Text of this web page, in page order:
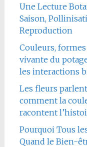
Une Lecture
Saison,
Reproduction
Couleurs,
vivante du
les interactions
Les fleurs
comment la
racontent
Pourquoi Tous
Quand le Bien-